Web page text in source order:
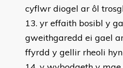
cyflwr diogel ar ôl
yr effaith bosibl y
gweithgaredd ei gael
ffyrdd y gellir rheoli hyn